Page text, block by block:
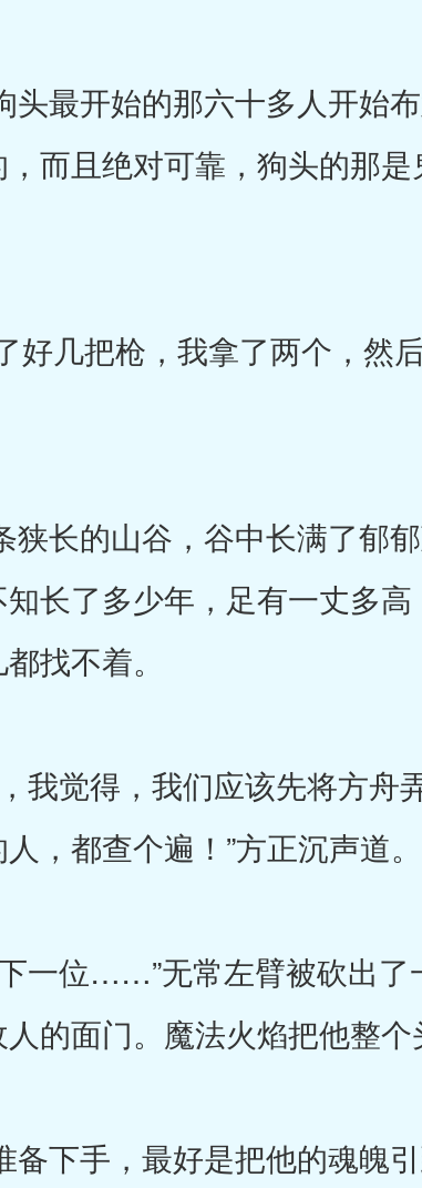
开始的那六十多人开始布
而且绝对可靠，狗头的那
几把枪，我拿了两个，然
的山谷，谷中长满了郁郁
长了多少年，足有一丈多
找不着。
觉得，我们应该先将方舟
，都查个遍！”方正沉声道。
……”无常左臂被砍出了一
的面门。魔法火焰把他整个
手，最好是把他的魂魄引